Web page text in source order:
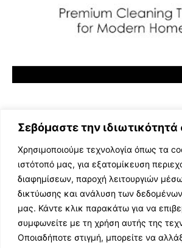
Σεβόμαστε την ιδιωτικότητά
Χρησιμοποιούμε τεχνολογία όπως τα
ιστότοπό μας, για εξατομίκευση
διαφημίσεων, παροχή λειτουργιών
δικτύωσης και ανάλυση των
μας. Κάντε κλικ παρακάτω για να
συμφωνείτε με τη χρήση αυτής της
Οποιαδήποτε στιγμή, μπορείτε να
ΕΛΛΗΝΙΚΗ ΜΟΥΣΙΚΗ
TV SHOWS
EVENTS
ΘΕΑΤΡΟ